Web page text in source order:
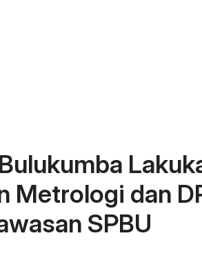
Metrologi dan
SPBU